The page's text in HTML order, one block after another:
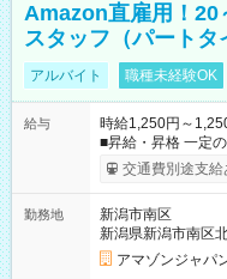
Amazon直雇用！
スタッフ（パート
アルバイト 職種未経験OK
給与
時給1,250円～
■昇給・昇格 一定
まで昇給の機会があります。 ■正社員登
月25日支払い ※
☆Amazon直雇用で安定して働
あり 試用期間の長
です。
交通費別途支給
勤務地
新潟市南区
新潟県新潟市南区
アマゾンジャパ